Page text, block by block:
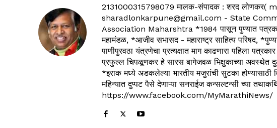
2131000315798079 मालक-संपादक : शरद लोणकर(
sharadlonkarpune@gmail.com - State
Association Maharshtra *1984 पासून पुण्यात
महामंडळ, *आजीव सभासद - महाराष्ट्र साहित्य परिषद,
पाणीपुरवठा यंत्रणेचा प्रत्यक्षात माग काढणारा पहिला
प्रफुल्ल चिपळूणकर हे सारस बागेजवळ भिक्षुकाच्या अवस्थेत
*इराक मध्ये अडकलेल्या भारतीय मजुरांची सुटका
महिन्यात दुप्पट पैसे देणाऱ्या सनराईज कन्सल्टन्सी च्या
https://www.facebook.com/MyMarathiNews/